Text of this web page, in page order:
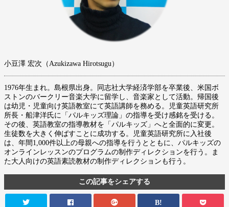
小豆澤 宏次（Azukizawa Hirotsugu）
1976年生まれ。島根県出身。同志社大学経済学部を卒業後、米国ボ
ストンのバークリー音楽大学に留学し、音楽家として活動。帰国後
は幼児・児童向け英語教室にて英語講師を務める。児童英語研究所
所長・船津洋氏に「パルキッズ理論」の指導を受け感銘を受ける。
その後、英語教室の指導教材を「パルキッズ」へと全面的に変更。
生徒数を大きく伸ばすことに成功する。児童英語研究所に入社後
は、年間1,000件以上の母親への指導を行うとともに、パルキッズの
オンラインレッスンのプログラムの制作ディレクションを行う。ま
た大人向けの英語素読教材の制作ディレクションも行う。
この記事をシェアする
B!